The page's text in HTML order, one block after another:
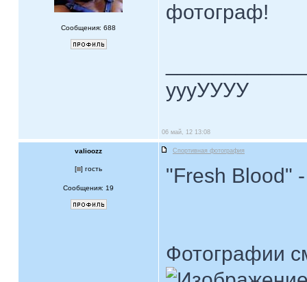
Сообщения: 688
фотограф!
уууУУУУ
06 май, 12 13:08
valioozz Спортивная фотография
[ ] гость
Сообщения: 19
"Fresh Blood"
Фотографии